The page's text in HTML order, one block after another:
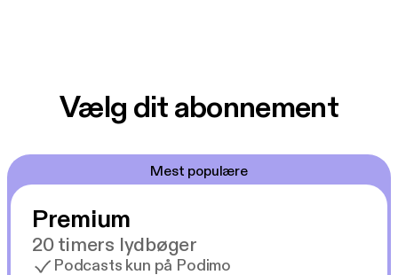
Vælg dit abonnement
Mest populære
Premium
20 timers lydbøger
Podcasts kun på Podimo